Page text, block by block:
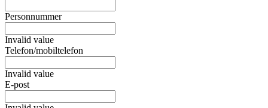
Personnummer
Invalid value
Telefon/mobiltelefon
Invalid value
E-post